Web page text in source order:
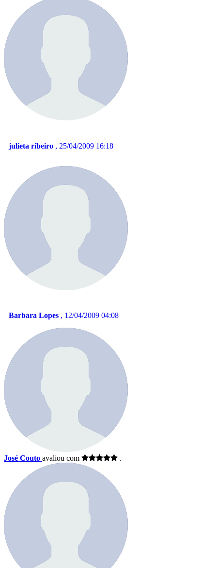
julieta ribeiro , 25/04/2009 16:18
Barbara Lopes , 12/04/2009 04:08
José Couto avaliou com .